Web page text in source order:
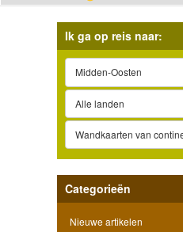
Ik ga op reis naar:
Midden-Oosten
Alle landen
Wandkaarten van
Categorieën
Nieuwe artikelen